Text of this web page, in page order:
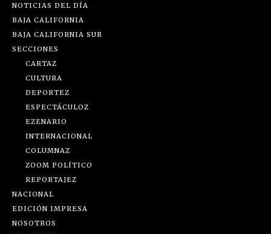
NOTICIAS DEL DÍA
BAJA CALIFORNIA
BAJA CALIFORNIA SUR
SECCIONES
CARTAZ
CULTURA
DEPORTEZ
ESPECTÁCULOZ
EZENARIO
INTERNACIONAL
COLUMNAZ
ZOOM POLÍTICO
REPORTAJEZ
NACIONAL
EDICIÓN IMPRESA
NOSOTROS